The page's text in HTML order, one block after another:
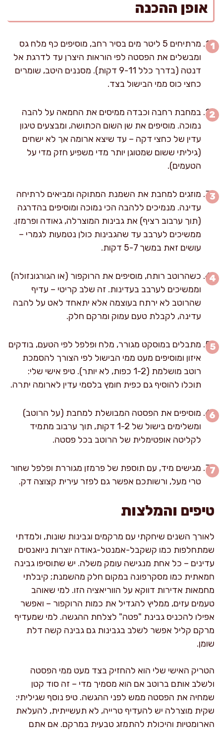
אופן ההכנה
מרתיחים 5 ליטר מים בסיר רחב, מוסיפים כף מלח גס
ומבשלים את הפסטה לפי הוראות היצרן עד לדרגת אל
דנטה (בדרך כלל 9-11 דקות). מסננים היטב, שומרים
כחצי כוס ממי הבישול בצד.
במחבת רחבה וכבדה ממיסים את החמאה על להבה
נמוכה. מוסיפים את שן השום הכתושה, ומבצעים טיגון
עדין של כחצי דקה – עד שיצא ארומה אך לא ישחים
(גיליתי ששום שמטוגן יותר מדי משפיע חזק מדי על
הטעמים).
מוזגים למחבת את השמנת המתוקה ומביאים לרתיחה
עדינה. מנמיכים ללהבה הכי נמוכה ומוסיפים בהדרגה
(תוך ערבוב רציף) את גבינות המוצרלה, גאודה ופרמזן.
ממשיכים לערבב עד שהגבינות כולן נטמעות לגמרי –
עושים זאת במשך 5-7 דקות.
כשהרוטב רותח, מוסיפים את הרוקפור (או הגורגונזולה)
וממשיכים לערבב בעדינות. זה שלב קריטי – עדיף
שהרוטב לא ירתח בעוצמה אלא יתאחד לאט על להבה
עדינה, לקבלת טעם עמוק ומרקם חלק.
מתבלים במוסקט מגורר, מלח ופלפל לפי הטעם, בודקים
איזון ומוסיפים מעט ממי הבישול לפי הצורך להסמכת
רוטב מושלמת (1-2 כפות, לא יותר). טיפ אישי שלי:
תוכלו להוסיף גם כפית חומץ בלסמי עדין לארומה יתרה.
מוסיפים את הפסטה המבושלת למחבת (על הרוטב)
ומשלימים בישול של 1-2 דקות, תוך ערבוב מתמיד
לקליטה אופטימלית של הרוטב בכל פסטה.
מגישים מיד, עם תוספת של פרמזן מגוררת ופלפל שחור
טרי מעל, ורשותכם אפשר גם לפזר עירית קצוצה דק.
טיפים והמלצות
לאורך השנים שיחקתי עם מרקמים וגבינות שונות, ולמדתי
שמתחלפות כמו קשקבל-אמנטל-גאודה יוצרות ניואנסים
עדינים – כל אחת מנגישה עומק משלה. יש שתוסיפו גבינה
חמאתית כמו מסקרפונה במקום חלק מהשמנת; קיבלתי
מחמאות אדירות דווקא על הווריאציה הזו. למי שאוהב
טעמים עזים, ממליץ להגדיל את כמות הרוקפור – ואפשר
אפילו להכניס גבינת "פטה" לצלחת ההגשה. למי שמעדיף
מרקם קליל אפשר לשלב בגבינות גם גבינה קשה דלת
שומן.
הטריק האישי שלי הוא להחזיק בצד מעט ממי הפסטה
ולשלב אותם ברוטב אם הוא מסמיך מדי – זה סוד קטן
שמחיה את הפסטה ממש לפני ההגשה. טיפ נוסף שגיליתי:
שקית מוצרלה יש להעדיף טרייה, לא תעשייתית, להעלאת
הארומטיות והיכולת להתמזג טבעית במרקם. אם אתם